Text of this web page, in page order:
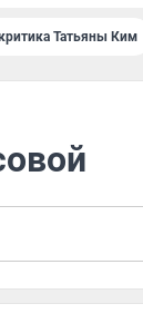
Татьяны Ким